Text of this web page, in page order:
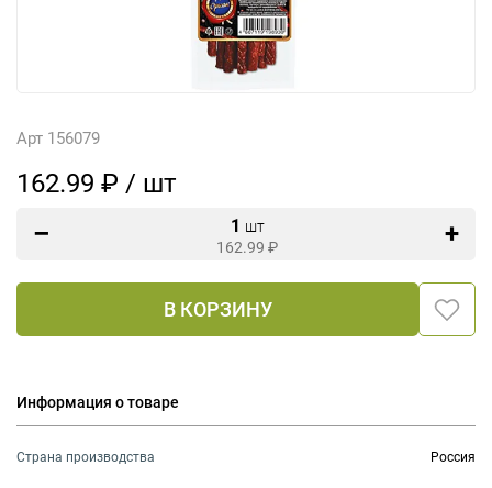
Арт 156079
162.99 ₽ / шт
1 шт
162.99 ₽
В КОРЗИНУ
Информация о товаре
Страна производства Россия